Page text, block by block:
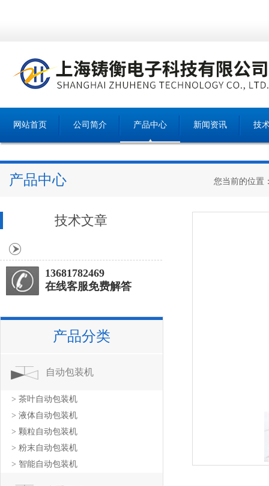
网站首页 公司简介 产品中心 新闻资讯 技
产品中心 您当前的位置
技术文章
13681782469
在线客服免费解答
产品分类
自动包装机
> 茶叶自动包装机
> 液体自动包装机
> 颗粒自动包装机
> 粉末自动包装机
> 智能自动包装机